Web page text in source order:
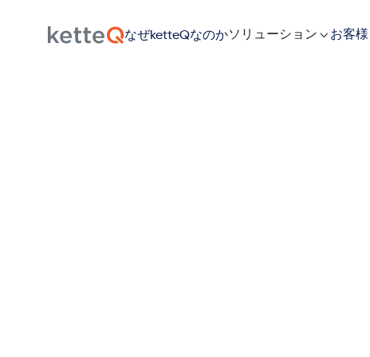
なぜketteQなのかソリューション  お客様